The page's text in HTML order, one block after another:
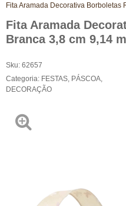
Fita Aramada Decorativa Borboletas
Fita Aramada
Branca 3,8 cm 9,14
Sku: 62657
Categoria: FESTAS PÁSCOA
DECORAÇÃO